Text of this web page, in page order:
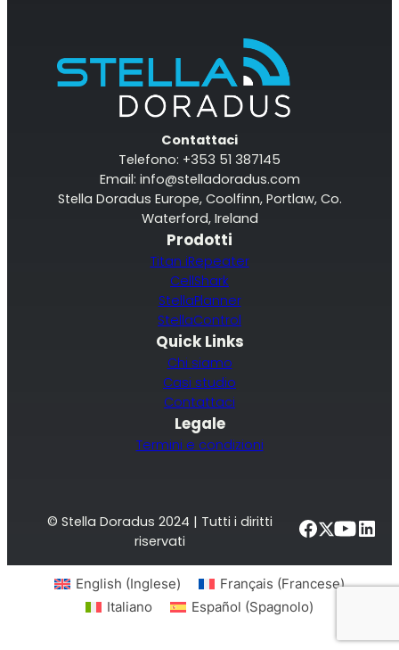
Contattaci
Telefono: +353 51 387145
Email: info@stelladoradus.com
Stella Doradus Europe, Coolfinn, Portlaw, Co.
Waterford, Ireland
Prodotti
Titan iRepeater
CellShark
StellaPlanner
StellaControl
Quick Links
Chi siamo
Casi studio
Contattaci
Legale
Termini e condizioni
© Stella Doradus 2024 | Tutti i diritti
riservati
English (Inglese) Français (Francese)
Italiano
Español (Spagnolo)